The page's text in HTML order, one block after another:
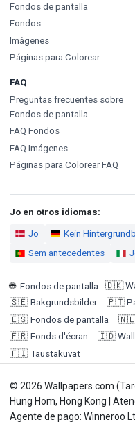
Fondos de pantalla
Fondos
Imágenes
Páginas para Colorear
FAQ
Preguntas frecuentes sobre
Fondos de pantalla
FAQ Fondos
FAQ Imágenes
Páginas para Colorear FAQ
Jo en otros idiomas:
Jo Kein
Sem antecedentes
🌐 Fondos de pantalla: 🇩🇰
🇸🇪 Bakgrundsbilder 🇵🇹
🇪🇸 Fondos de pantalla
🇫🇷 Fonds d'écran 🇮🇩
🇫🇮 Taustakuvat
© 2026 Wallpapers.com
Hung Hom, Hong Kong |
Agente de pago: Winneroo